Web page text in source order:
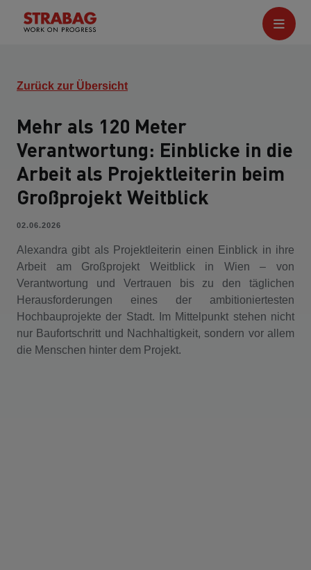
Zurück zur Übersicht
Mehr als 120 Meter
Verantwortung: Einblicke in die
Arbeit als Projektleiterin beim
Großprojekt Weitblick
02.06.2026
Alexandra gibt als Projektleiterin einen Einblick in ihre
Arbeit am Großprojekt Weitblick in Wien – von
Verantwortung und Vertrauen bis zu den täglichen
Herausforderungen eines der ambitioniertesten
Hochbauprojekte der Stadt. Im Mittelpunkt stehen nicht
nur Baufortschritt und Nachhaltigkeit, sondern vor allem
die Menschen hinter dem Projekt.